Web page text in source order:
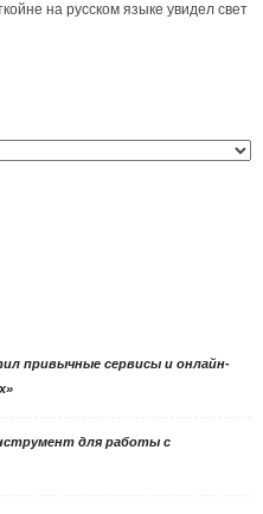
на русском языке увидел свет
привычные сервисы и онлайн-
для работы с